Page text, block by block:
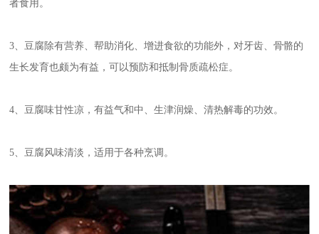
者食用。
3、豆腐除有营养、帮助消化、增进食欲的功能外，对牙齿、骨骼的
生长发育也颇为有益，可以预防和抵制骨质疏松症。
4、豆腐味甘性凉，有益气和中、生津润燥、清热解毒的功效。
5、豆腐风味清淡，适用于各种烹调。